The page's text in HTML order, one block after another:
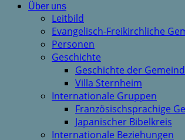
Über uns
Leitbild
Evangelisch-Freikirchliche
Personen
Geschichte
Geschichte der
Villa Sternheim
Internationale Gruppen
Französischsprachige
Japanischer Bibelkreis
Internationale Beziehungen